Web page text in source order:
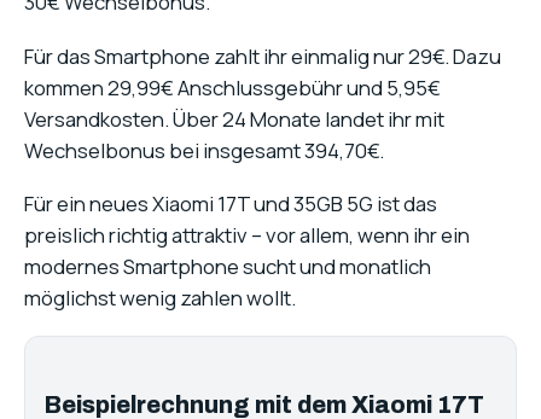
Für das Smartphone zahlt ihr einmalig nur 29€. Dazu
kommen 29,99€ Anschlussgebühr und 5,95€
Versandkosten. Über 24 Monate landet ihr mit
Wechselbonus bei insgesamt 394,70€.
Für ein neues Xiaomi 17T und 35GB 5G ist das
preislich richtig attraktiv – vor allem, wenn ihr ein
modernes Smartphone sucht und monatlich
möglichst wenig zahlen wollt.
Beispielrechnung mit dem Xiaomi 17T